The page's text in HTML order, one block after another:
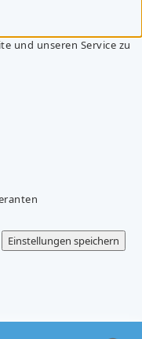
und unseren Service zu
Einstellungen speichern